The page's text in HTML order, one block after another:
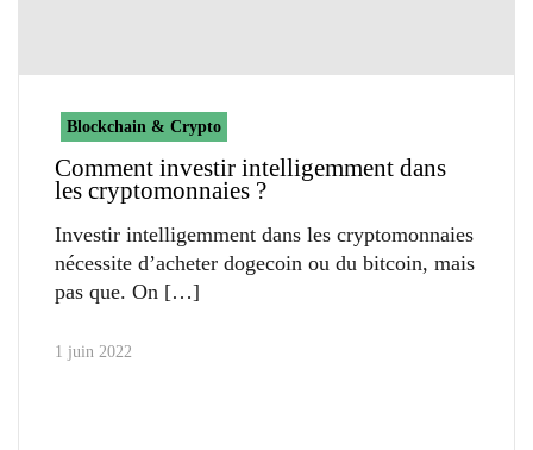
Blockchain & Crypto
Comment investir intelligemment dans
les cryptomonnaies ?
Investir intelligemment dans les cryptomonnaies
nécessite d’acheter dogecoin ou du bitcoin, mais
pas que. On
1 juin 2022